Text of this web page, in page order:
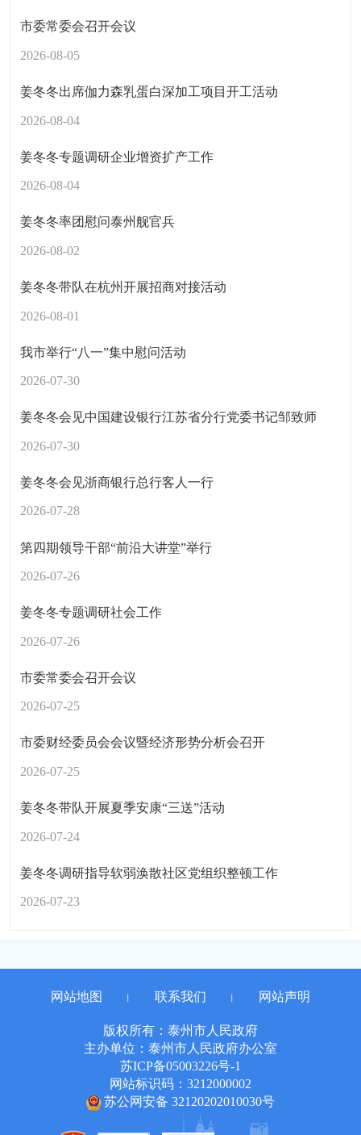
市委常委会召开会议
2026-08-05
姜冬冬出席伽力森乳蛋白深加工项目开工活动
2026-08-04
姜冬冬专题调研企业增资扩产工作
2026-08-04
姜冬冬率团慰问泰州舰官兵
2026-08-02
姜冬冬带队在杭州开展招商对接活动
2026-08-01
我市举行“八一”集中慰问活动
2026-07-30
姜冬冬会见中国建设银行江苏省分行党委书记邹致师
2026-07-30
姜冬冬会见浙商银行总行客人一行
2026-07-28
第四期领导干部“前沿大讲堂”举行
2026-07-26
姜冬冬专题调研社会工作
2026-07-26
市委常委会召开会议
2026-07-25
市委财经委员会会议暨经济形势分析会召开
2026-07-25
姜冬冬带队开展夏季安康“三送”活动
2026-07-24
姜冬冬调研指导软弱涣散社区党组织整顿工作
2026-07-23
网站地图 联系我们 网站声明
版权所有：泰州市人民政府
主办单位：泰州市人民政府办公室
苏ICP备05003226号-1
网站标识码：3212000002
苏公网安备 32120202010030号